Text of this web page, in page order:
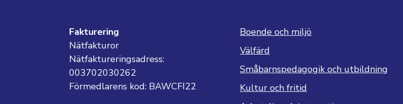
Fakturering
Nätfakturor
Nätfaktureringsadress:
003702030262
Förmedlarens kod: BAWCFI22
Boende och miljö
Välfärd
Småbarnspedagogik och utbildning
Kultur och fritid